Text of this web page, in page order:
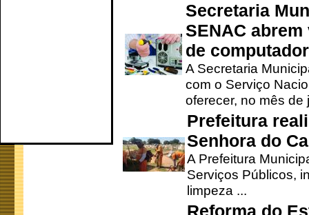
Secretaria
SENAC
de
A Secretaria
com o Serviço
oferecer, no mês de
Prefeitura
Senhora do
A Prefeitura
Serviços Públicos,
limpeza ...
Reforma do